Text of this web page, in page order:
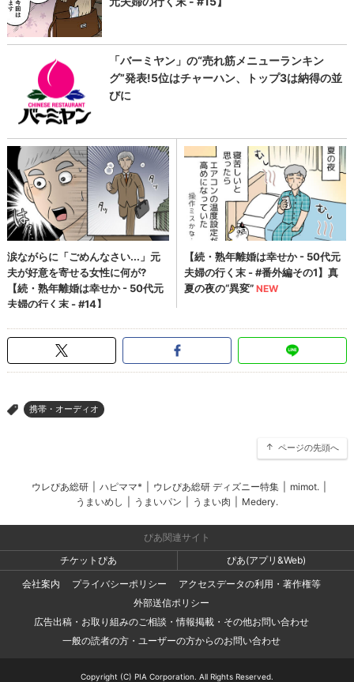
> 携帯・オーディオ
ページの先頭へ
ウレぴあ総研 ハピママ* ウレぴあ総研 ディズニー特集 mimot.
うまいめし
うまいパン うまい肉 Medery.
ぴあ関連サイト
チケットぴあ
ぴあ(アプリ&Web)
会社案内
プライバシーポリシー
アクセスデータの利用・著作権等
外部送信ポリシー
広告出稿・お取り組みのご相談・情報掲載・その他お問い合わせ
一般の読者の方・ユーザーの方からのお問い合わせ
Copyright (C) PIA Corporation. All Rights Reserved.